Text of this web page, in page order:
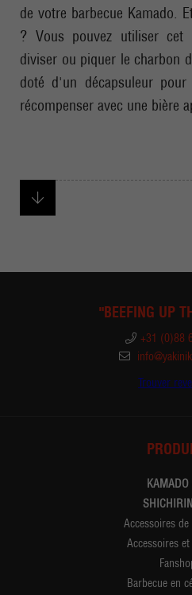
de votre barbecue Kamado.
? Vous pouvez utiliser cet
diviser ou piquer le charbon
doté d'un décapsuleur
récompenser avec une bière
"BEEFING UP
+31 (0)88
Trouver
KAMADO
SHICHIRIN
Accessoires
Accessoires
Barbecue en